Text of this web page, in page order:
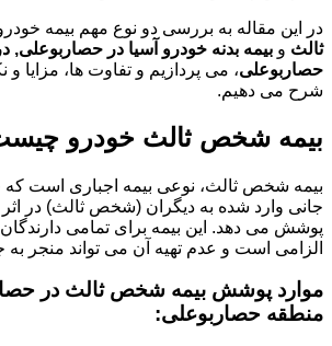
در این مقاله به بررسی دو نوع مهم بیمه
ثالث و بیمه بدنه خودرو آسیا در حصاربوعلی,
حصاربوعلی، می پردازیم و تفاوت ها، مزایا و
شرح می دهیم.
بیمه شخص ثالث خودرو
بیمه شخص ثالث، نوعی بیمه اجباری است
جانی وارد شده به دیگران (شخص ثالث) در اثر
پوشش می دهد. این بیمه برای تمامی دارندگان
الزامی است و عدم تهیه آن می تواند منجر به
موارد پوشش بیمه شخص ثالث در
منطقه حصاربوعلی: